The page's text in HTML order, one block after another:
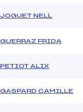
JOGUET NELL
GUERRAZ FRIDA
PETIOT ALIX
GASPARD CAMILLE